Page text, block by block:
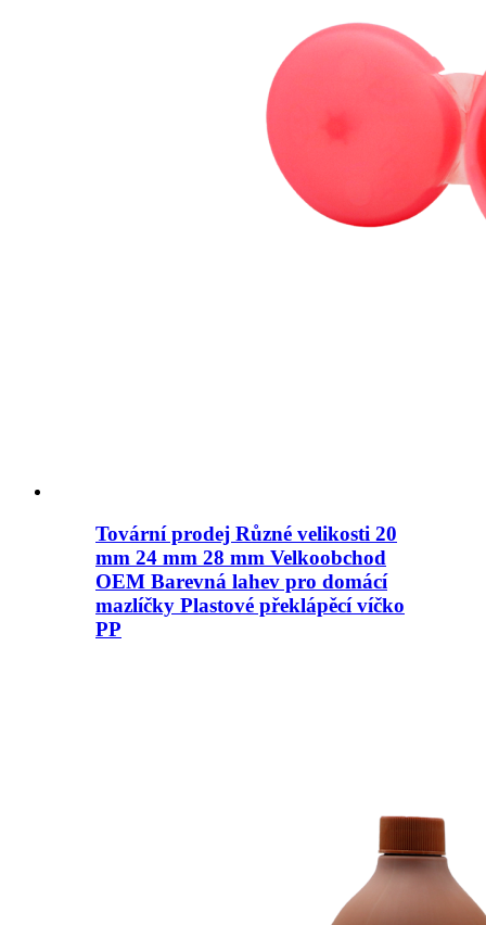
Tovární prodej Různé velikosti 20
mm 24 mm 28 mm Velkoobchod
OEM Barevná lahev pro domácí
mazlíčky Plastové překlápěcí víčko
PP